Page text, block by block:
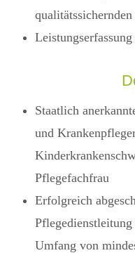
Staatlich
und
Pflegefachfrau
Erfolgreich
Umfang von